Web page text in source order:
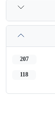
207
118